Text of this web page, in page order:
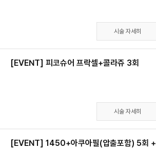
시술 자세히
[EVENT] 피코슈어 프락셀+콜라쥬 3회
시술 자세히
[EVENT] 1450+아쿠아필(압출포함) 5회 +